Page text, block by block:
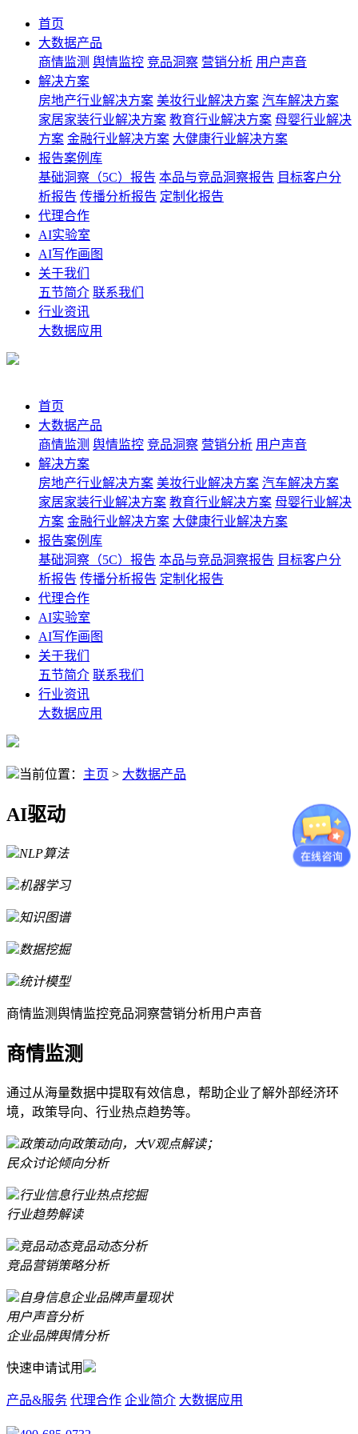
首页
大数据产品
商情监测 舆情监控 竞品洞察 营销分析 用户声音
解决方案
房地产行业解决方案 美妆行业解决方案 汽车解决方案
家居家装行业解决方案 教育行业解决方案 母婴行业解决
方案 金融行业解决方案 大健康行业解决方案
报告案例库
基础洞察（5C）报告 本品与竞品洞察报告 目标客户分
析报告 传播分析报告 定制化报告
代理合作
AI实验室
AI写作画图
关于我们
五节简介 联系我们
行业资讯
大数据应用
首页
大数据产品
商情监测 舆情监控 竞品洞察 营销分析 用户声音
解决方案
房地产行业解决方案 美妆行业解决方案 汽车解决方案
家居家装行业解决方案 教育行业解决方案 母婴行业解决
方案 金融行业解决方案 大健康行业解决方案
报告案例库
基础洞察（5C）报告 本品与竞品洞察报告 目标客户分
析报告 传播分析报告 定制化报告
代理合作
AI实验室
AI写作画图
关于我们
五节简介 联系我们
行业资讯
大数据应用
当前位置： 主页 > 大数据产品
AI驱动
NLP算法
机器学习
知识图谱
数据挖掘
统计模型
商情监测舆情监控竞品洞察营销分析用户声音
商情监测
通过从海量数据中提取有效信息，帮助企业了解外部经济环
境，政策导向、行业热点趋势等。
政策动向政策动向，大V观点解读；
民众讨论倾向分析
行业信息行业热点挖掘
行业趋势解读
竞品动态竞品动态分析
竞品营销策略分析
自身信息企业品牌声量现状
用户声音分析
企业品牌舆情分析
快速申请试用
产品&服务 代理合作 企业简介 大数据应用